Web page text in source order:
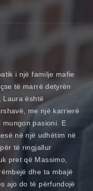
i një familje mafie
të marrë detyrën
Laura është
me një karrierë
pasioni. E
në një udhëtim në
të ringjallur
pret që Massimo,
dhe ta mbajë
ajo do të përfundojë